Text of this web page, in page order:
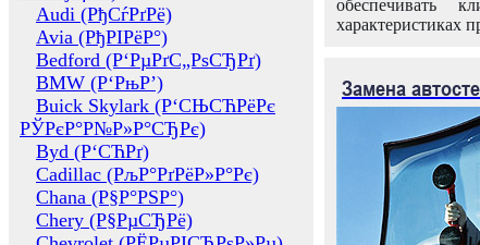
Audi (РђСѓРґРё)
Avia (РђРІРёР°)
Bedford (Р‘РµРґС„РѕСЂРґ)
BMW (Р‘РњР’)
Buick Skylark (Р‘СЊСЋРёРє
РЎРєР°Р№Р»Р°СЂРє)
Byd (Р‘СЋРґ)
Cadillac (РљР°РґРёР»Р°Рє)
Chana (Р§Р°РЅР°)
Chery (Р§РµСЂРё)
обеспечивать
характеристиках
Замена